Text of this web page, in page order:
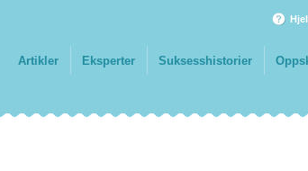
Artikler Eksperter Suksesshistorier